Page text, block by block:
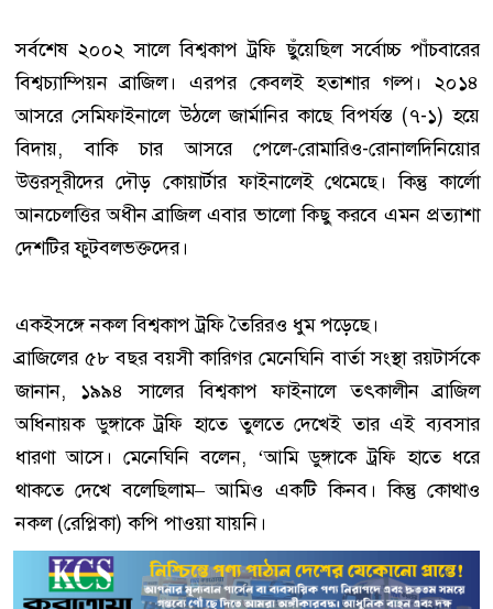
সর্বশেষ ২০০২ সালে বিশ্বকাপ ট্রফি ছুঁয়েছিল সর্বোচ্চ পাঁচবারের
বিশ্বচ্যাম্পিয়ন ব্রাজিল। এরপর কেবলই হতাশার গল্প। ২০১৪
আসরে সেমিফাইনালে উঠলে জার্মানির কাছে বিপর্যস্ত (৭-১) হয়ে
বিদায়, বাকি চার আসরে পেলে-রোমারিও-রোনালদিনিয়োর
উত্তরসূরীদের দৌড় কোয়ার্টার ফাইনালেই থেমেছে। কিন্তু কার্লো
আনচেলত্তির অধীন ব্রাজিল এবার ভালো কিছু করবে এমন প্রত্যাশা
দেশটির ফুটবলভক্তদের।
একইসঙ্গে নকল বিশ্বকাপ ট্রফি তৈরিরও ধুম পড়েছে।
ব্রাজিলের ৫৮ বছর বয়সী কারিগর মেনেঘিনি বার্তা সংস্থা রয়টার্সকে
জানান, ১৯৯৪ সালের বিশ্বকাপ ফাইনালে তৎকালীন ব্রাজিল
অধিনায়ক ডুঙ্গাকে ট্রফি হাতে তুলতে দেখেই তার এই ব্যবসার
ধারণা আসে। মেনেঘিনি বলেন, ‘আমি ডুঙ্গাকে ট্রফি হাতে ধরে
থাকতে দেখে বলেছিলাম– আমিও একটি কিনব। কিন্তু কোথাও
নকল (রেপ্লিকা) কপি পাওয়া যায়নি।